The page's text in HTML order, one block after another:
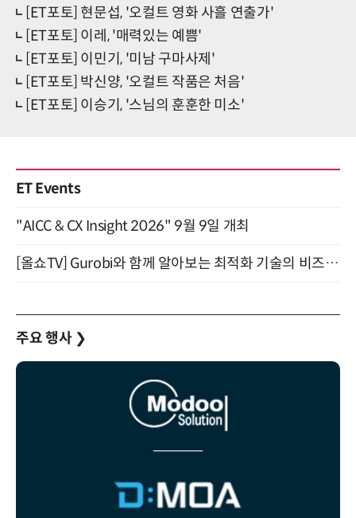
[ET포토] 현문섭, '오컬트 영화 사흘 연출가'
[ET포토] 이레, '매력있는 예쁨'
[ET포토] 이민기, '미남 구마사제'
[ET포토] 박신양, '오컬트 작품은 처음'
[ET포토] 이승기, '스님의 훈훈한 미소'
ET Events
"AICC & CX Insight 2026" 9월 9일 개최
[올쇼TV] Gurobi와 함께 알아보는 최적화 기술의 비즈니스 활용 (8월 20일 생방송)
주요 행사 ❯